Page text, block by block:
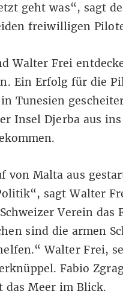
geht was“, sagt
freiwilligen
Walter Frei
Ein Erfolg für die
Tunesien
Insel Djerba aus
von Malta aus
sagt Walter
Verein das
sind die armen
Walter Frei,
Fabio
das Meer im Blick.